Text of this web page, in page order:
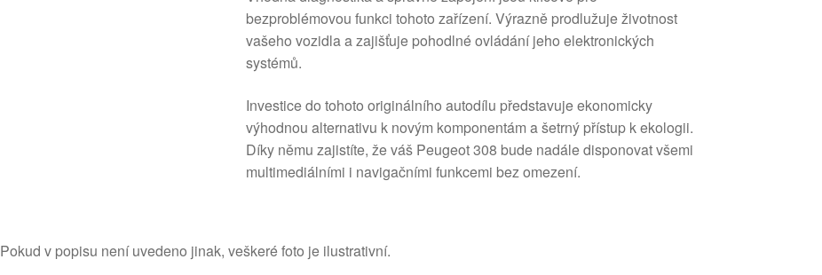
bezproblémovou funkci tohoto zařízení. Výrazně prodlužuje životnost
vašeho vozidla a zajišťuje pohodlné ovládání jeho elektronických
systémů.
Investice do tohoto originálního autodílu představuje ekonomicky
výhodnou alternativu k novým komponentám a šetrný přístup k ekologii.
Díky němu zajistíte, že váš Peugeot 308 bude nadále disponovat všemi
multimediálními i navigačními funkcemi bez omezení.
Pokud v popisu není uvedeno jinak, veškeré foto je ilustrativní.